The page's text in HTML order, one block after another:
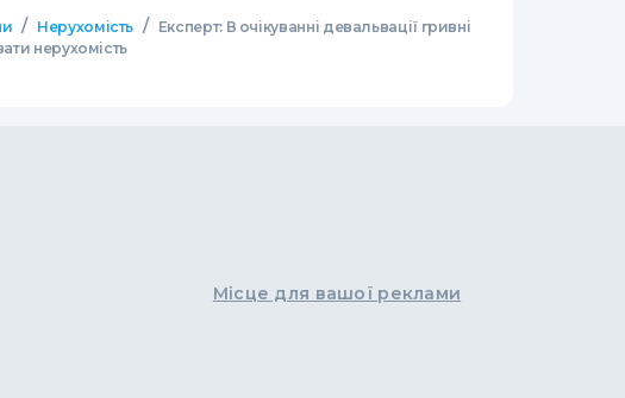
/ Нерухомість /
Експерт: В очікуванні девальвації гривні
нерухомість
Місце для вашої реклами